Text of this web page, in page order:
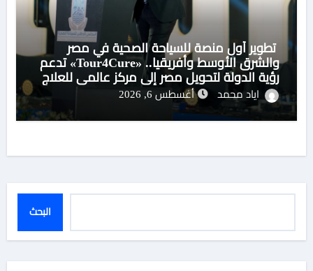
تطوير أول منصة للسياحة الصحية في مصر
والشرق الأوسط وأفريقيا.. «Tour4Cure» تدعم
رؤية الدولة لتحويل مصر إلى مركز عالمي للعلاج
والاستشفاء
اياد محمد أغسطس 6, 2026
البحث